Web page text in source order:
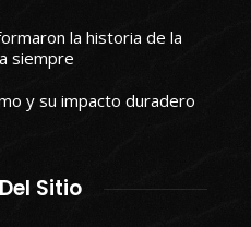
la historia de la
siempre
y su impacto duradero
Sitio